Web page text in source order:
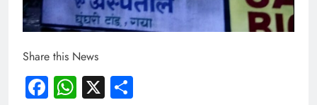
Share this News
Facebook
WhatsApp
X